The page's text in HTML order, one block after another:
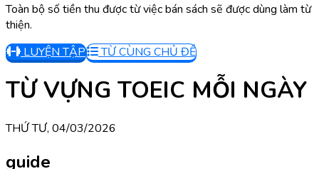
Toàn bộ số tiền thu được từ việc bán sách sẽ được dùng làm từ
thiện.
LUYỆN TẬP
TỪ CÙNG CHỦ ĐỀ
TỪ VỰNG TOEIC MỖI NGÀY
THỨ TƯ, 04/03/2026
guide